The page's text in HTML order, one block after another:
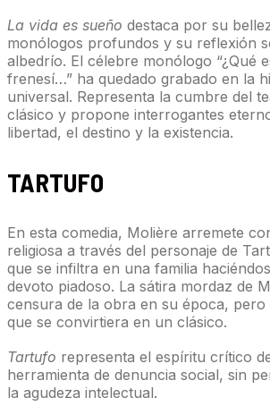
La vida es sueño destaca por su
monólogos profundos y su reflexión
albedrío. El célebre monólogo “¿Qué
frenesí…” ha quedado grabado en la
universal. Representa la cumbre del
clásico y propone interrogantes
libertad, el destino y la existencia.
TARTUFO
En esta comedia, Molière arremete
religiosa a través del personaje de
que se infiltra en una familia
devoto piadoso. La sátira mordaz de
censura de la obra en su época, pero
que se convirtiera en un clásico.
Tartufo representa el espíritu crítico
herramienta de denuncia social, sin
la agudeza intelectual.